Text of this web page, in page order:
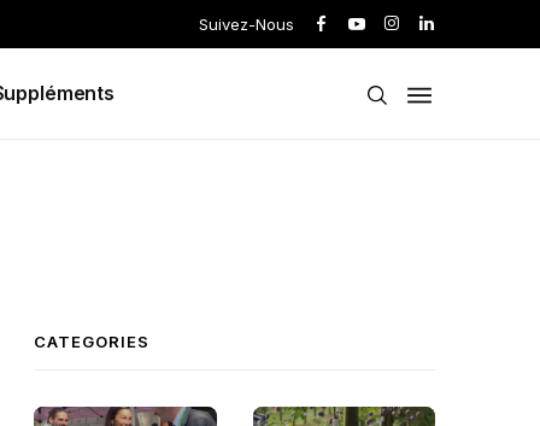
Suivez-Nous
CATEGORIES